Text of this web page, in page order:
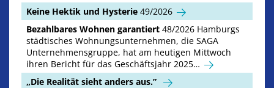
Keine Hektik und Hysterie 49/2026
Bezahlbares Wohnen garantiert 48/2026 Hamburgs
städtisches Wohnungsunternehmen, die SAGA
Unternehmensgruppe, hat am heutigen Mittwoch
ihren Bericht für das Geschäftsjahr 2025…
„Die Realität sieht anders aus.”